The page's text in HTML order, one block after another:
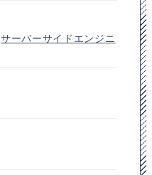
サーバーサイドエンジニ